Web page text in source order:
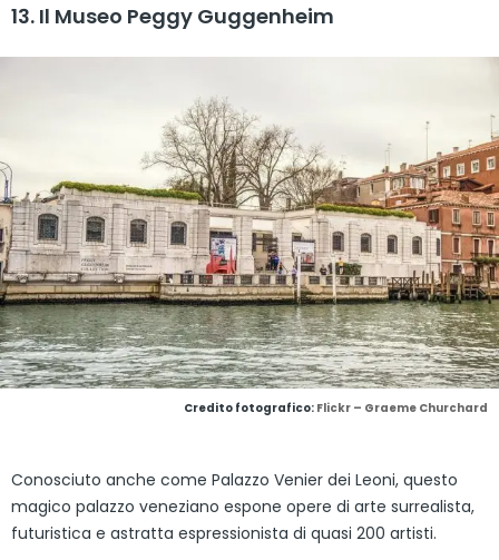
13. Il Museo Peggy Guggenheim
Credito fotografico: Flickr – Graeme Churchard
Conosciuto anche come Palazzo Venier dei Leoni, questo
magico palazzo veneziano espone opere di arte surrealista,
futuristica e astratta espressionista di quasi 200 artisti.